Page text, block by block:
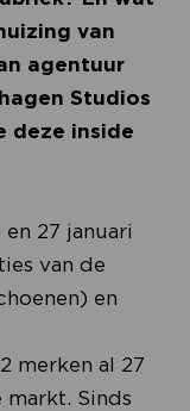
van
agentuur
Studios
deze inside
27 januari
van de
en
merken al 27
Sinds